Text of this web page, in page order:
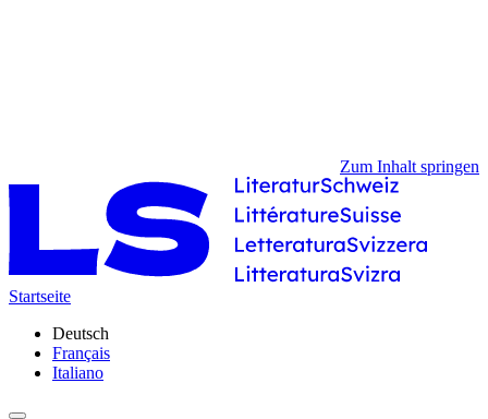
Zum Inhalt springen
Startseite
Deutsch
Français
Italiano